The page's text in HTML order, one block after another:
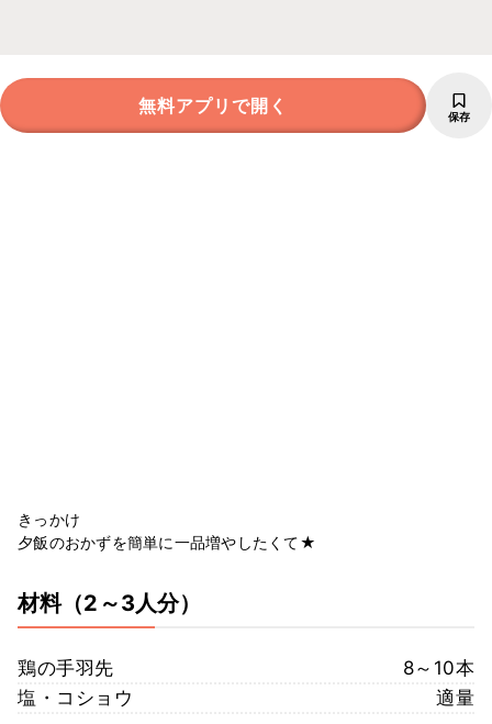
無料アプリで開く 保存
きっかけ
夕飯のおかずを簡単に一品増やしたくて★
材料（2～3人分）
鶏の手羽先
8～10本
塩・コショウ
適量